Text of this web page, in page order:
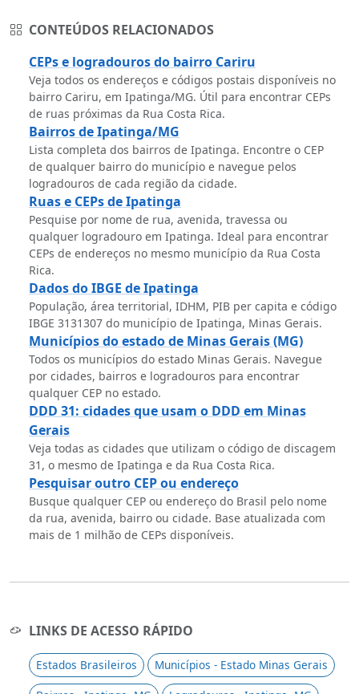
CONTEÚDOS RELACIONADOS
CEPs e logradouros do bairro Cariru
Veja todos os endereços e códigos postais disponíveis no
bairro Cariru, em Ipatinga/MG. Útil para encontrar CEPs
de ruas próximas da Rua Costa Rica.
Bairros de Ipatinga/MG
Lista completa dos bairros de Ipatinga. Encontre o CEP
de qualquer bairro do município e navegue pelos
logradouros de cada região da cidade.
Ruas e CEPs de Ipatinga
Pesquise por nome de rua, avenida, travessa ou
qualquer logradouro em Ipatinga. Ideal para encontrar
CEPs de endereços no mesmo município da Rua Costa
Rica.
Dados do IBGE de Ipatinga
População, área territorial, IDHM, PIB per capita e código
IBGE 3131307 do município de Ipatinga, Minas Gerais.
Municípios do estado de Minas Gerais (MG)
Todos os municípios do estado Minas Gerais. Navegue
por cidades, bairros e logradouros para encontrar
qualquer CEP no estado.
DDD 31: cidades que usam o DDD em Minas
Gerais
Veja todas as cidades que utilizam o código de discagem
31, o mesmo de Ipatinga e da Rua Costa Rica.
Pesquisar outro CEP ou endereço
Busque qualquer CEP ou endereço do Brasil pelo nome
da rua, avenida, bairro ou cidade. Base atualizada com
mais de 1 milhão de CEPs disponíveis.
LINKS DE ACESSO RÁPIDO
Estados Brasileiros
Municípios - Estado Minas Gerais